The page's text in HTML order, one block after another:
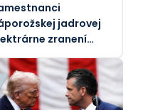
jadrovej
zranení
mínami,
generálny
Rosatomu